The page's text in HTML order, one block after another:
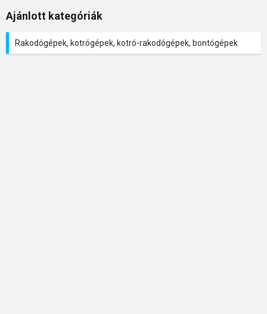
Ajánlott kategóriák
Rakodógépek, kotrógépek, kotró-rakodógépek, bontógépek